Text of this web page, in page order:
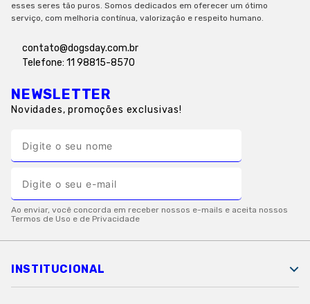
esses seres tão puros. Somos dedicados em oferecer um ótimo
serviço, com melhoria contínua, valorização e respeito humano.
contato@dogsday.com.br
Telefone: 11 98815-8570
NEWSLETTER
Novidades, promoções exclusivas!
INSTITUCIONAL